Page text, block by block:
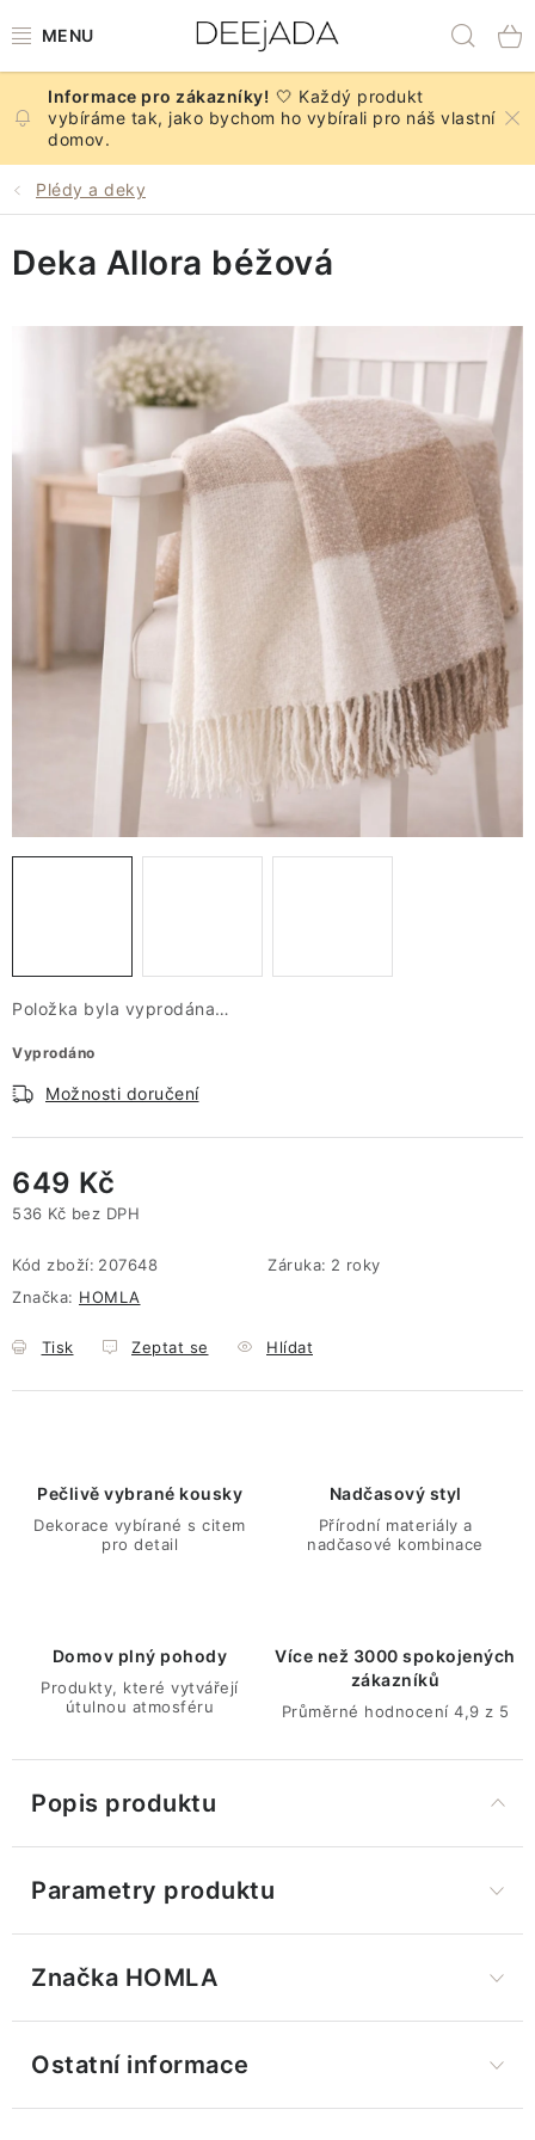
na
NOVINKY
PODZIM
BYTOVÝ TEXTIL
KOUPELNA
ZNAČKY
Doprava a platba
FAQ - nejčastější dotazy
Obchodní podmínky
Ochrana Osobních údajů GDPR
Spojte se s námi
Odstoupení od smlouvy
🤍 Každý produkt
vybíráme tak, jako bychom ho vybírali pro náš vlastní
domov.
Plédy a deky
Položka byla vyprodána…
Vyprodáno
Možnosti doručení
649 Kč
536 Kč bez DPH
Kód zboží: 207648 Záruka: 2 roky
Značka: HOMLA
Tisk Zeptat se Hlídat
Deka Allora béžová
Pečlivě vybrané kousky
Dekorace vybírané s citem
pro detail
Nadčasový styl
Přírodní materiály a
nadčasové kombinace
Domov plný pohody
Produkty, které vytvářejí
útulnou atmosféru
Více než 3000 spokojených
zákazníků
Průměrné hodnocení 4,9 z 5
Popis produktu
Parametry produktu
Značka HOMLA
Ostatní informace